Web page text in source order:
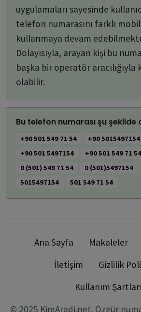
uygulamaları sayesinde
telefon numarasını farklı
kullanmaya devam
Dolayısıyla, arayan kişi bu
başka bir operatör aracılığıyla
olabilir.
Bu telefon numarası şu şekilde
+90 501 549 71 54
+90 5015497154
+90 501 5497154
+90 501 549 71 54
0 (501) 549 71 54
0 (501)5497154
5015497154
501 549 71 54
Ana Sayfa Makaleler
İletişim
Gizlilik
Kullanım Şartları
© 2025 KimAradi.net. Özgür